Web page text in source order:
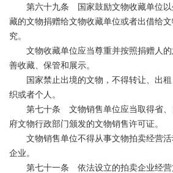
第六十九条 国家鼓励文物收藏单位以
藏的文物捐赠给文物收藏单位或者出借给
究。
文物收藏单位应当尊重并按照捐赠人的
善收藏、保管和展示。
国家禁止出境的文物，不得转让、出租
织或者个人。
第七十条 文物销售单位应当取得省、
府文物行政部门颁发的文物销售许可证。
文物销售单位不得从事文物拍卖经营活
企业。
第七十一条 依法设立的拍卖企业经营